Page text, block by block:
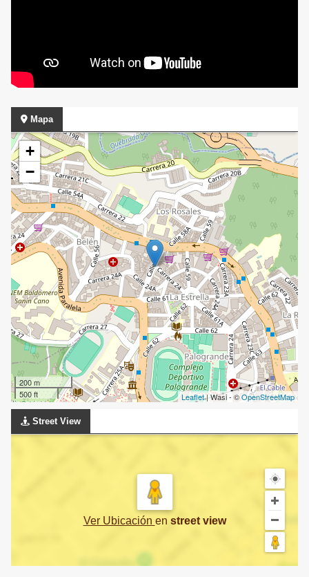
Mapa
+
−
200 m
500 ft
Leaflet| Wasi - ©OpenStreetMap
Street View
Ver Ubicación en street view